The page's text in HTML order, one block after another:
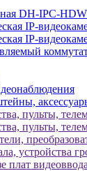
DH-IPC-
IP-
IP-
пульты,
пульты,
устройства
плат видеоввода